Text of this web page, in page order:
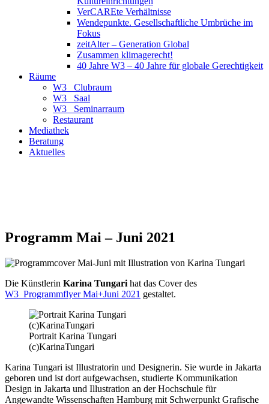
VerCAREte Verhältnisse
Wendepunkte. Gesellschaftliche Umbrüche im
Fokus
zeitAlter – Generation Global
Zusammen klimagerecht!
40 Jahre W3 – 40 Jahre für globale Gerechtigkeit
Räume
W3_ Clubraum
W3_ Saal
W3_ Seminarraum
Restaurant
Mediathek
Beratung
Aktuelles
Programm Mai – Juni 2021
Die Künstlerin Karina Tungari hat das Cover des
W3_Programmflyer Mai+Juni 2021 gestaltet.
Portrait Karina Tungari
(c)KarinaTungari
Karina Tungari ist Illustratorin und Designerin. Sie wurde in Jakarta
geboren und ist dort aufgewachsen, studierte Kommunikation
Design in Jakarta und Illustration an der Hochschule für
Angewandte Wissenschaften Hamburg mit Schwerpunkt Grafische